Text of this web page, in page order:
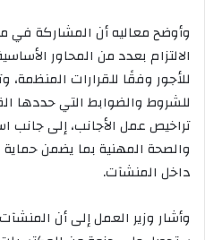
وأوضح معاليه أن المشاركة في
الالتزام بعدد من المحاور
للأجور وفقًا للقرارات
للشروط والضوابط التي حددها
تراخيص عمل الأجانب، إلى جانب
والصحة المهنية بما يضمن حماية
داخل المنشآت.
وأشار وزير العمل إلى أن